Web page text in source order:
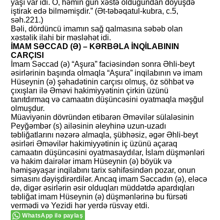
yaşı var idi. O, həmin gün xəstə olduğundan döyüşdə
iştirak edə bilməmişdir.” (Ət-təbəqatul-kubra, c.5,
səh.221.)
Bəli, dördüncü imamın sağ qalmasına səbəb olan
xəstəlik ilahi bir məsləhət idi.
İMAM SƏCCAD (Ə) – KƏRBƏLA İNQİLABININ
CARÇISI
İmam Səccad (ə) “Aşura” faciəsindən sonra Əhli-beyt
əsirlərinin başında olmaqla “Aşura” inqilabının və imam
Hüseynin (ə) şəhadətinin carçısı olmuş, öz söhbət və
çıxışları ilə Əməvi hakimiyyətinin çirkin üzünü
tanıtdırmaq və camaatın düşüncəsini oyatmaqla məşğul
olmuşdur.
Müaviyənin dövründən etibarən Əməvilər sülaləsinin
Peyğəmbər (s) ailəsinin əleyhinə uzun-uzadı
təbliğatlarını nəzərə almaqla, şübhəsiz, əgər Əhli-beyt
əsirləri Əməvilər hakimiyyətinin iç üzünü açaraq
camaatın düşüncəsini oyatmasaydılar, İslam düşmənləri
və hakim dairələr imam Hüseynin (ə) böyük və
həmişəyaşar inqilabını tarix səhifəsindən pozar, onun
simasını dəyişdirərdilər. Ancaq imam Səccadın (ə), eləcə
də, digər əsirlərin əsir olduqları müddətdə apardıqları
təbliğat imam Hüseynin (ə) düşmənlərinə bu fürsəti
vermədi və Yezidi hər yerdə rüsvay etdi.
WhatsApp ilə paylaş